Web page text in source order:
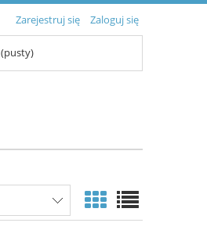
Zarejestruj się Zaloguj się
(pusty)